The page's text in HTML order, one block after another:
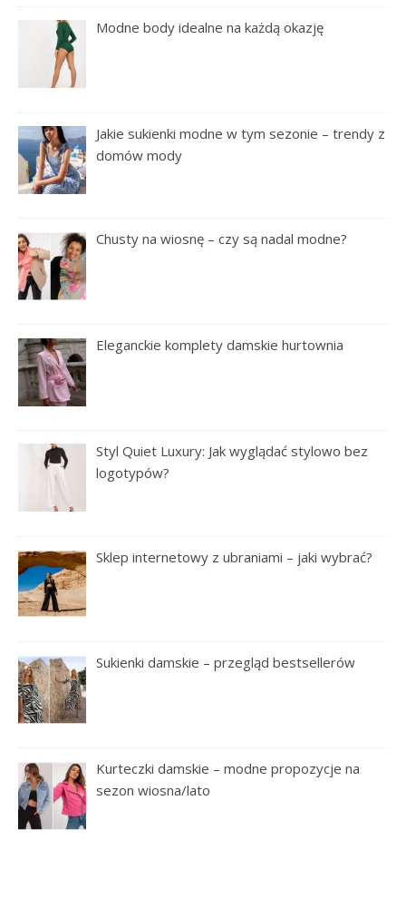
Modne body idealne na każdą okazję
Jakie sukienki modne w tym sezonie – trendy z
domów mody
Chusty na wiosnę – czy są nadal modne?
Eleganckie komplety damskie hurtownia
Styl Quiet Luxury: Jak wyglądać stylowo bez
logotypów?
Sklep internetowy z ubraniami – jaki wybrać?
Sukienki damskie – przegląd bestsellerów
Kurteczki damskie – modne propozycje na
sezon wiosna/lato